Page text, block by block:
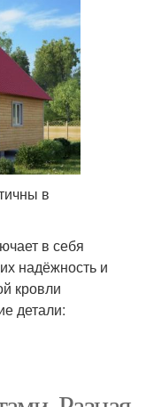
в
в себя
надёжность и
кровли
детали: